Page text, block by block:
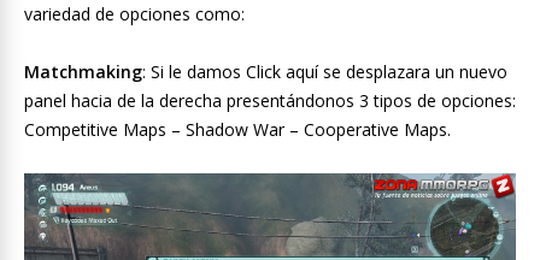
variedad de opciones como:
Matchmaking: Si le damos Click aquí se desplazara un nuevo
panel hacia de la derecha presentándonos 3 tipos de opciones:
Competitive Maps – Shadow War – Cooperative Maps.